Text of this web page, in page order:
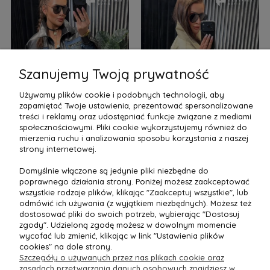
Leginsy czarne z
eko-skóry z
zamkami #106
239,00 zł
Marynarka beżowa z
surowym
379,00 zł
Szanujemy Twoją prywatność
Używamy plików cookie i podobnych technologii, aby
zapamiętać Twoje ustawienia, prezentować spersonalizowane
treści i reklamy oraz udostępniać funkcje związane z mediami
społecznościowymi. Pliki cookie wykorzystujemy również do
mierzenia ruchu i analizowania sposobu korzystania z naszej
strony internetowej.
Domyślnie włączone są jedynie pliki niezbędne do
poprawnego działania strony. Poniżej możesz zaakceptować
wszystkie rodzaje plików, klikając "Zaakceptuj wszystkie", lub
odmówić ich używania (z wyjątkiem niezbędnych). Możesz też
dostosować pliki do swoich potrzeb, wybierając "Dostosuj
zgody". Udzieloną zgodę możesz w dowolnym momencie
wycofać lub zmienić, klikając w link "Ustawienia plików
cookies" na dole strony.
Szczegóły o używanych przez nas plikach cookie oraz